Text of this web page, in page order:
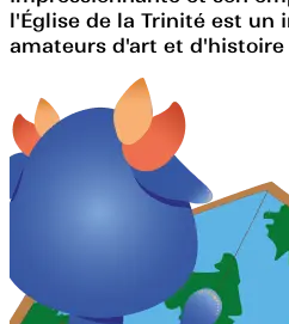
l'Église de la Trinité est un
amateurs d'art et d'histoire